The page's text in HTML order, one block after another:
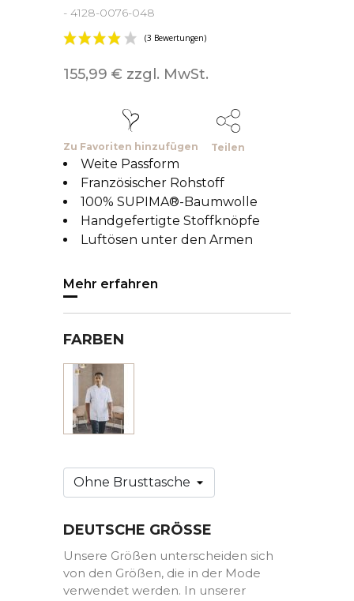
- 4128-0076-048
155,99 € zzgl. MwSt.
Zu Favoriten hinzufügen Teilen
Weite Passform
Französischer Rohstoff
100% SUPIMA®-Baumwolle
Handgefertigte Stoffknöpfe
Luftösen unter den Armen
Mehr erfahren
FARBEN
DEUTSCHE GRÖSSE
Unsere Größen unterscheiden sich
von den Größen, die in der Mode
verwendet werden. In unserer